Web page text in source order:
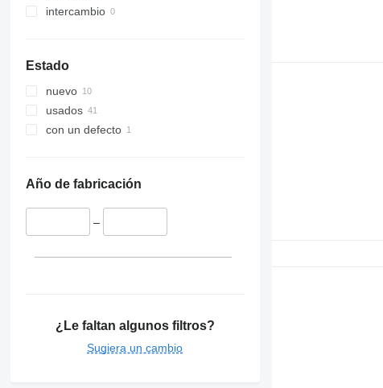
intercambio
Estado
nuevo
usados
con un defecto
Año de fabricación
–
¿Le faltan algunos filtros?
Sugiera un cambio